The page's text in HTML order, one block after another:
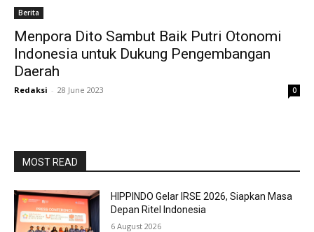
Berita
Menpora Dito Sambut Baik Putri Otonomi
Indonesia untuk Dukung Pengembangan
Daerah
Redaksi - 28 June 2023 0
MOST READ
HIPPINDO Gelar IRSE 2026, Siapkan Masa
Depan Ritel Indonesia
6 August 2026